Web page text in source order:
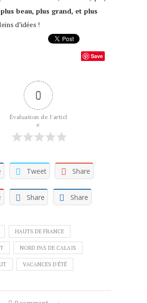
plus beau, plus grand, et plus
d’idées !
Save
0
Évaluation de l'articl
e
Tweet Share
Share Share
HAUTS DE FRANCE
NORD PAS DE CALAIS
VACANCES D'ÉTÉ